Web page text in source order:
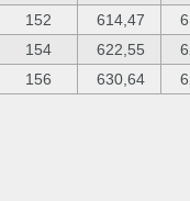
152 614,47
154 622,55
156 630,64